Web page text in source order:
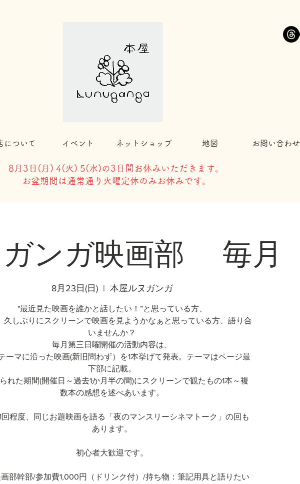
について イベント ネットショップ 地図 お問い合わせ
8月3日( 月) 4(火) 5(水)の3日間お休みいただきます。
​お盆期間は通常通り火曜定休のみお休みです。
ンガ映画部 毎月
8月23日(日)
  |
本屋ルヌガンガ
"最近見た映画を誰かと話したい！”と思っている方、
久しぶりにスクリーンで映画を見ようかなぁと思っている方、語り合
いませんか？
毎月第三日曜開催の活動内容は、
ーマに沿った映画(新旧問わず）を1本挙げて発表。テーマはページ最
下部に記載。
れた期間(開催日～過去1か月半の間)にスクリーンで観たもの1本～複
数本の感想を述べあいます。
回程度、同じお題映画を語る「夜のマンスリーシネマトーク」の回も
あります。
初心者大歓迎です。
部幹部/参加費1,000円（ドリンク付）/持ち物：筆記用具と語りたい